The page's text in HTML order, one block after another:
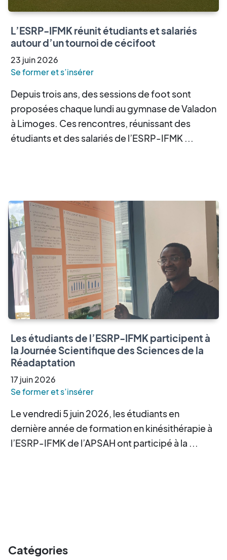
L’ESRP-IFMK réunit étudiants et salariés
autour d’un tournoi de cécifoot
23 juin2026
Se former et s’insérer
Depuis trois ans, des sessions de foot sont
proposées chaque lundi au gymnase de Valadon
à Limoges. Ces rencontres, réunissant des
étudiants et des salariés de l’ESRP-IFMK ...
Les étudiants de l’ESRP-IFMK participent à
la Journée Scientifique des Sciences de la
Réadaptation
17juin2026
Se former et s’insérer
Le vendredi 5 juin 2026, les étudiants en
dernière année de formation en kinésithérapie à
l’ESRP-IFMK de l’APSAH ont participé à la ...
Catégories